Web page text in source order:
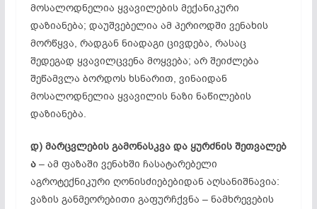
მოსალოდნელია ყვავილების მექანიკური
დაზიანება; დაუშვებელია ამ პერიოდში ვენახის
მორწყვა, რადგან ნიადაგი ცივდება, რასაც
შედეგად ყვავილცვენა მოყვება; არ შეიძლება
შეწამვლა ბორდოს ხსნარით, ვინაიდან
მოსალოდნელია ყვავილის ნაზი ნაწილების
დაზიანება.
დ) მარცვლების გამონასკვა და ყურძნის შეთვალებ
ა– ამ ფაზაში ვენახში ჩასატარებელი
აგროტექნიკური ღონისძიებებიდან აღსანიშნავია:
ვაზის განმეორებითი გაფურჩქვნა – ნამხრევების